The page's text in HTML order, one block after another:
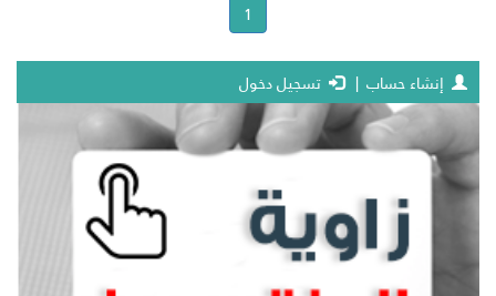
1
إنشاء حساب | تسجيل دخول